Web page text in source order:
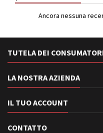
Ancora nessuna
TUTELA DEI
LA NOSTRA AZIENDA
IL TUO ACCOUNT
CONTATTO